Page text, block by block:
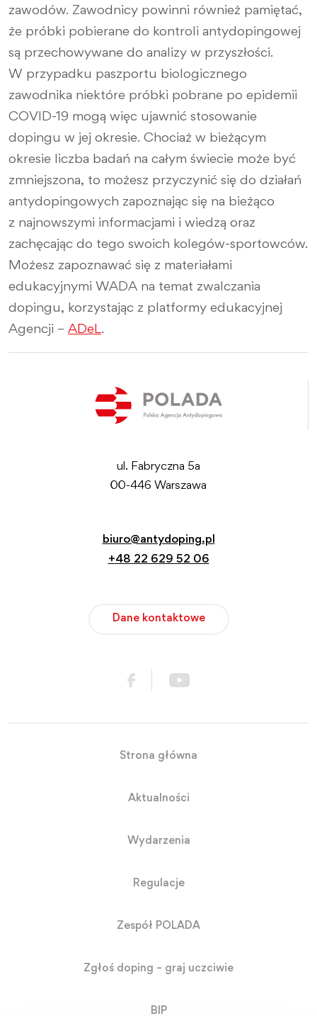
zawodów. Zawodnicy powinni również pamiętać,
że próbki pobierane do kontroli antydopingowej
są przechowywane do analizy w przyszłości.
W przypadku paszportu biologicznego
zawodnika niektóre próbki pobrane po epidemii
COVID-19 mogą więc ujawnić stosowanie
dopingu w jej okresie. Chociaż w bieżącym
okresie liczba badań na całym świecie może być
zmniejszona, to możesz przyczynić się do działań
antydopingowych zapoznając się na bieżąco
z najnowszymi informacjami i wiedzą oraz
zachęcając do tego swoich kolegów-sportowców.
Możesz zapoznawać się z materiałami
edukacyjnymi WADA na temat zwalczania
dopingu, korzystając z platformy edukacyjnej
Agencji – ADeL.
ul. Fabryczna 5a
00-446 Warszawa
biuro@antydoping.pl
+48 22 629 52 06
Dane kontaktowe
Strona główna
Aktualności
Wydarzenia
Regulacje
Zespół POLADA
Zgłoś doping – graj uczciwie
BIP